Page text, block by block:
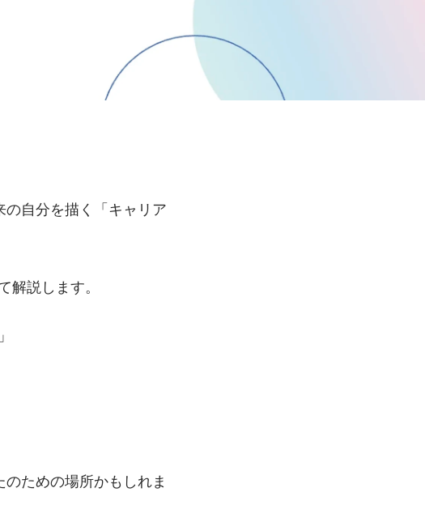
自分を描く「キャリア
説します。
ための場所かもしれま